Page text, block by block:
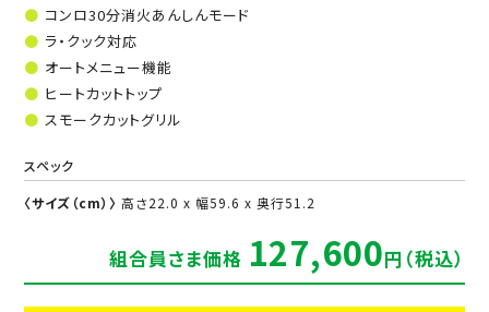
コンロ30分消火あんしんモード
ラ・クック対応
オートメニュー機能
ヒートカットトップ
スモークカットグリル
スペック
〈サイズ（cm）〉 高さ22.0 x 幅59.6 x 奥行51.2
組合員さま価格 127,600円（税込）